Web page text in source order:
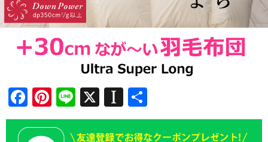
Facebook
Pinterest
Line
X Instapaper
有